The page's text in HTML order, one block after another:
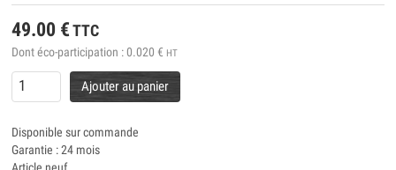
49.00 € TTC
Dont éco-participation :0.020 € HT
Ajouter au panier
Disponible sur commande
Garantie : 24 mois